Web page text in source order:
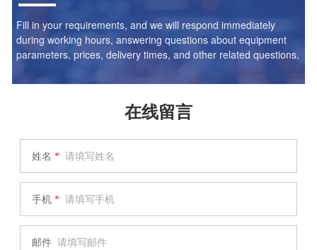
Fill in your requirements, and we will respond immediately
during working hours, answering questions about equipment
parameters, prices, delivery times, and other related questions.
在线留言
姓名 *
手机 *
邮件